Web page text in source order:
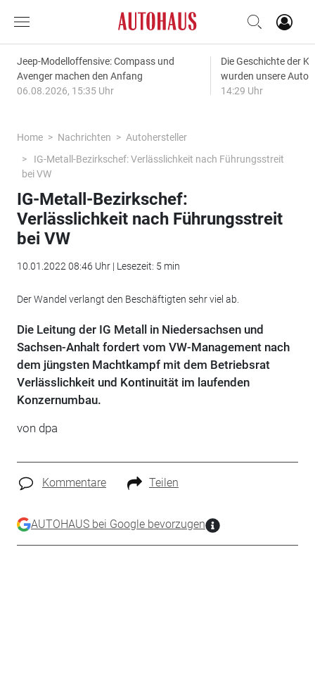
Jeep-Modelloffensive: Compass und
Avenger machen den Anfang
06.08.2026, 15:35 Uhr
Die Geschichte der
wurden unsere
14:29 Uhr
Home Nachrichten
Autohersteller
IG-Metall-Bezirkschef: Verlässlichkeit nach Führungsstreit
bei VW
IG-Metall-Bezirkschef:
Verlässlichkeit nach Führungsstreit
bei VW
10.01.2022 08:46 Uhr | Lesezeit: 5 min
Der Wandel verlangt den Beschäftigten sehr viel ab.
Die Leitung der IG Metall in Niedersachsen und
Sachsen-Anhalt fordert vom VW-Management nach
dem jüngsten Machtkampf mit dem Betriebsrat
Verlässlichkeit und Kontinuität im laufenden
Konzernumbau.
von dpa
Kommentare Teilen
AUTOHAUS bei Google bevorzugen